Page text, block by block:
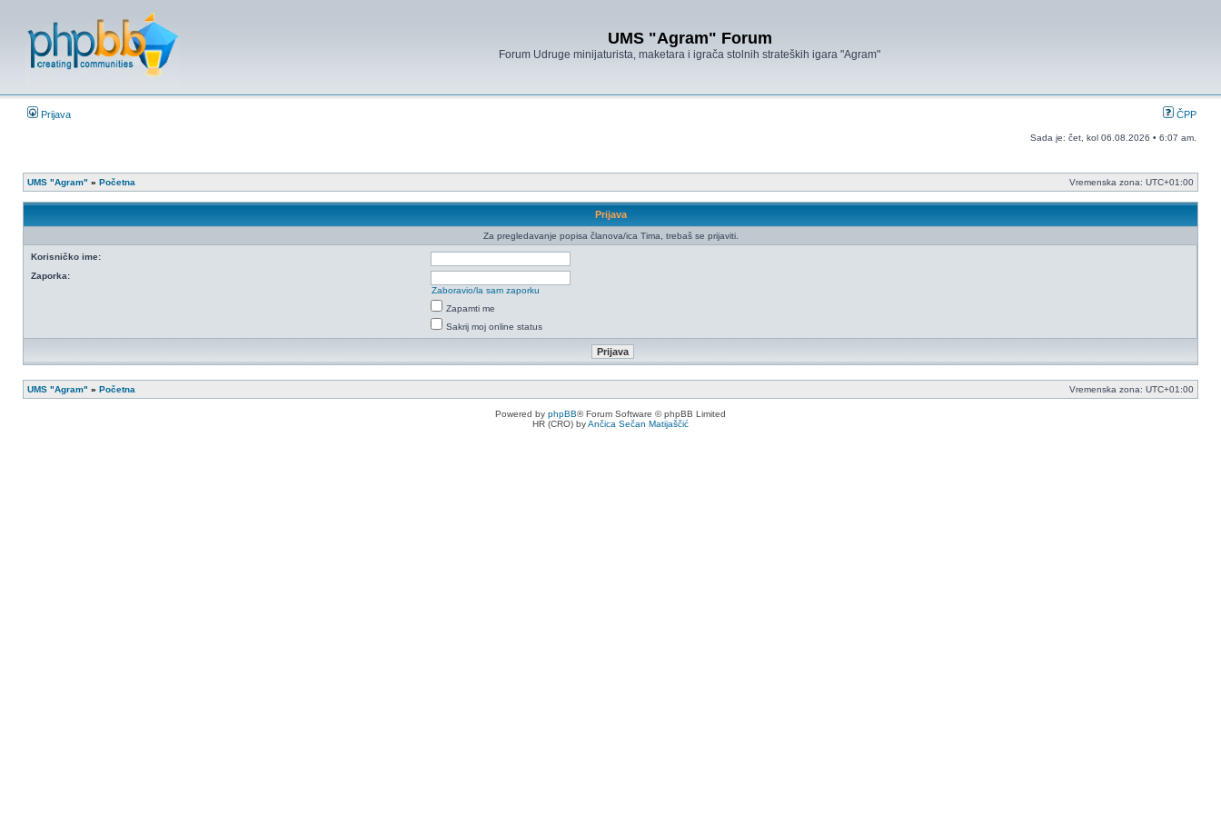
UMS "Agram" Forum
Forum Udruge minijaturista, maketara i igrača stolnih strateških igara "Agram"
Prijava ČPP
Sada je: čet, kol 06.08.2026 • 6:07 am.
UMS "Agram" » Početna Vremenska zona: UTC+01:00
Prijava
Za pregledavanje popisa članova/ica Tima, trebaš se prijaviti.
Korisničko ime:
Zaporka:
Zaboravio/la sam zaporku
Zapamti me
Sakrij moj online status
UMS "Agram" » Početna Vremenska zona: UTC+01:00
Powered by phpBB® Forum Software © phpBB Limited
HR (CRO) byAnčica Sečan Matijaščić